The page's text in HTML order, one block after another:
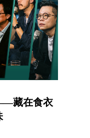
藏在食衣